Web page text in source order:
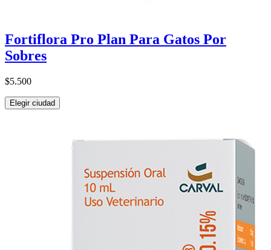
Fortiflora Pro Plan Para Gatos Por
Sobres
$5.500
Elegir ciudad